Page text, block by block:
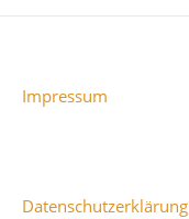
Impressum
Datenschutzerklärung